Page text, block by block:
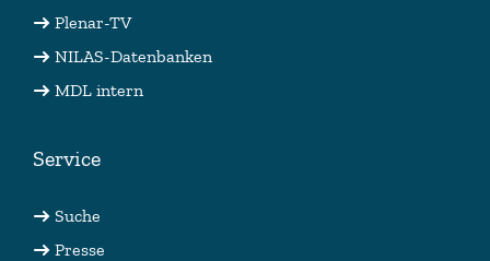
Plenar-TV
NILAS-Datenbanken
MDL intern
Service
Suche
Presse